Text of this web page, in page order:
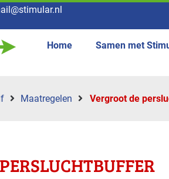
Home Samen met
Maatregelen Vergroot de